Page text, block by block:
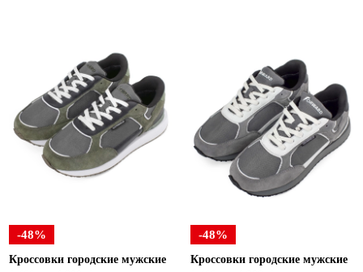
-48%
Кроссовки городские мужские
-48%
Кроссовки городские мужские